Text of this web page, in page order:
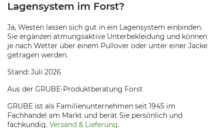
Lagensystem im Forst?
Ja, Westen lassen sich gut in ein Lagensystem einbinden.
Sie ergänzen atmungsaktive Unterbekleidung und können
je nach Wetter über einem Pullover oder unter einer Jacke
getragen werden.
Stand: Juli 2026
Aus der GRUBE-Produktberatung Forst
GRUBE ist als Familienunternehmen seit 1945 im
Fachhandel am Markt und berät Sie persönlich und
fachkundig. Versand & Lieferung.